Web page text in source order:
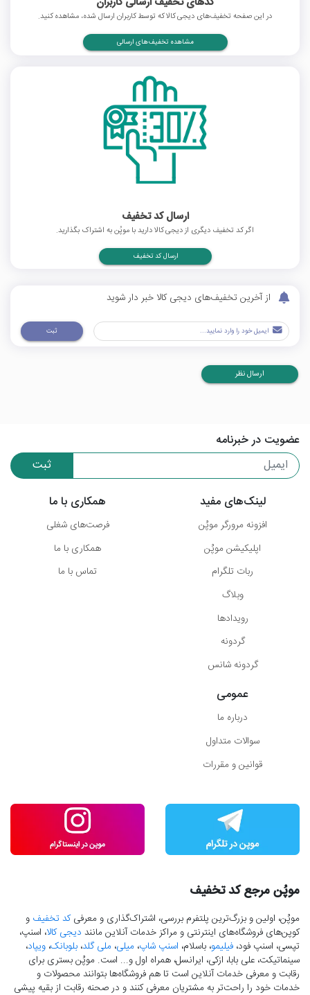
در این صفحه تخفیف‌های دیجی کالا که توسط کاربران ارسال شده، مشاهده کنید.
مشاهده تخفیف‌های ارسالی
ارسال کد تخفیف
اگر کد تخفیف دیگری از دیجی کالا دارید با موپُن به اشتراک بگذارید.
ارسال کد تخفیف
از آخرین تخفیف‌های دیجی کالا خبر دار شوید
ثبت
ارسال نظر
عضویت در خبرنامه
ثبت
لینک‌های مفید
افزونه مرورگر موپُن
اپلیکیشن موپُن
ربات تلگرام
وبلاگ
رویدادها
گردونه
گردونه شانس
همکاری با ما
فرصت‌های شغلی
همکاری با ما
تماس با ما
عمومی
درباره ما
سوالات متداول
قوانین و مقررات
موپُن مرجع کد تخفیف
موپُن، اولین و بزرگ‌ترین پلتفرم بررسی، اشتراک‌گذاری و معرفیکد تخفیف و
کوپن‌های فروشگاه‌های اینترنتی و مراکز خدمات آنلاین مانند دیجی کالا، اسنپ،
تپسی، اسنپ فود، فیلیمو، باسلام، اسنپ شاپ، میلی، ملی گلد، بلوبانک، ویپاد،
سینماتیکت، علی بابا، ازکی، ایرانسل، همراه اول و... است. موپُن بستری برای
رقابت و معرفی خدمات آنلاین است تا هم فروشگاه‌ها بتوانند محصولات و
خدمات خود را راحت‌تر به مشتریان معرفی کنند و در صحنه رقابت از بقیه پیشی